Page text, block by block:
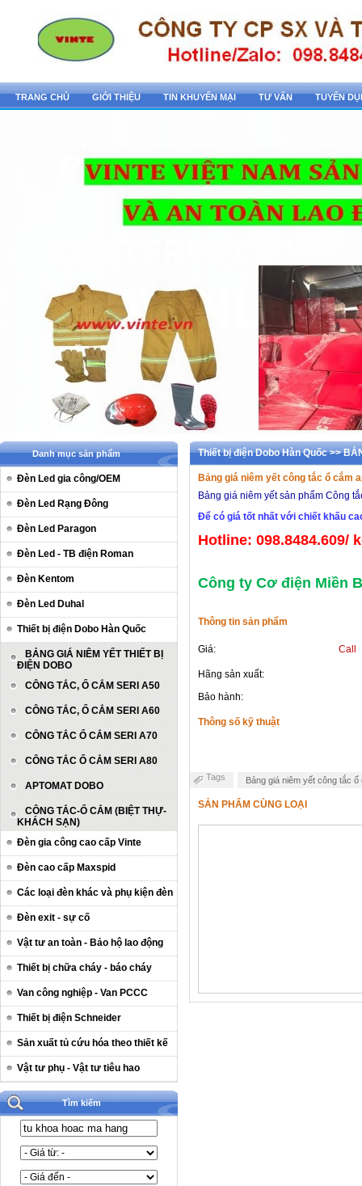
TRANG CHỦ GIỚI THIỆU TIN KHUYẾN MẠI TƯ VẤN TUYỂN
Danh mục sản phẩm
Đèn Led gia công/OEM
Đèn Led Rạng Đông
Đèn Led Paragon
Đèn Led - TB điện Roman
Đèn Kentom
Đèn Led Duhal
Thiết bị điện Dobo Hàn Quốc
BẢNG GIÁ NIÊM YẾT THIẾT BỊ
ĐIỆN DOBO
CÔNG TẮC, Ổ CẮM SERI A50
CÔNG TẮC, Ổ CẮM SERI A60
CÔNG TẮC Ổ CẮM SERI A70
CÔNG TẮC Ổ CẮM SERI A80
APTOMAT DOBO
CÔNG TẮC-Ổ CẮM (BIỆT THỰ-
KHÁCH SẠN)
Đèn gia công cao cấp Vinte
Đèn cao cấp Maxspid
Các loại đèn khác và phụ kiện đèn
Đèn exit - sự cố
Vật tư an toàn - Bảo hộ lao động
Thiết bị chữa cháy - báo cháy
Van công nghiệp - Van PCCC
Thiết bị điện Schneider
Sản xuất tủ cứu hóa theo thiết kế
Vật tư phụ - Vật tư tiêu hao
Tìm kiếm
Thiết bị điện Dobo Hàn Quốc >>
Bảng giá niêm yết công tắc ổ cắm
Bảng giá niêm yết sản phẩm Công
Để có giá tốt nhất với chiết khấu
Hotline: 098.8484.609/
Công ty Cơ điện Miền
Thông tin sản phẩm
Giá: Call
Hãng sản xuất:
Bảo hành:
Thông số kỹ thuật
Tags Bảng giá niêm yết công tắc
SẢN PHẨM CÙNG LOẠI